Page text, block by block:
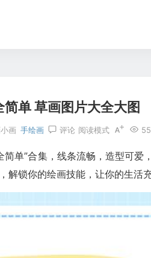
单 草画图片大全大图
画 手绘画 评论 55
阅读模式
单”合集，线条流畅，造型可爱
锁你的绘画技能，让你的生活